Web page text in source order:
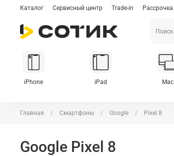
Каталог Сервисный центр Trade-in Рассрочка
iPhone iPad Mac
Главная Смартфоны Google Pixel 8
Google Pixel 8